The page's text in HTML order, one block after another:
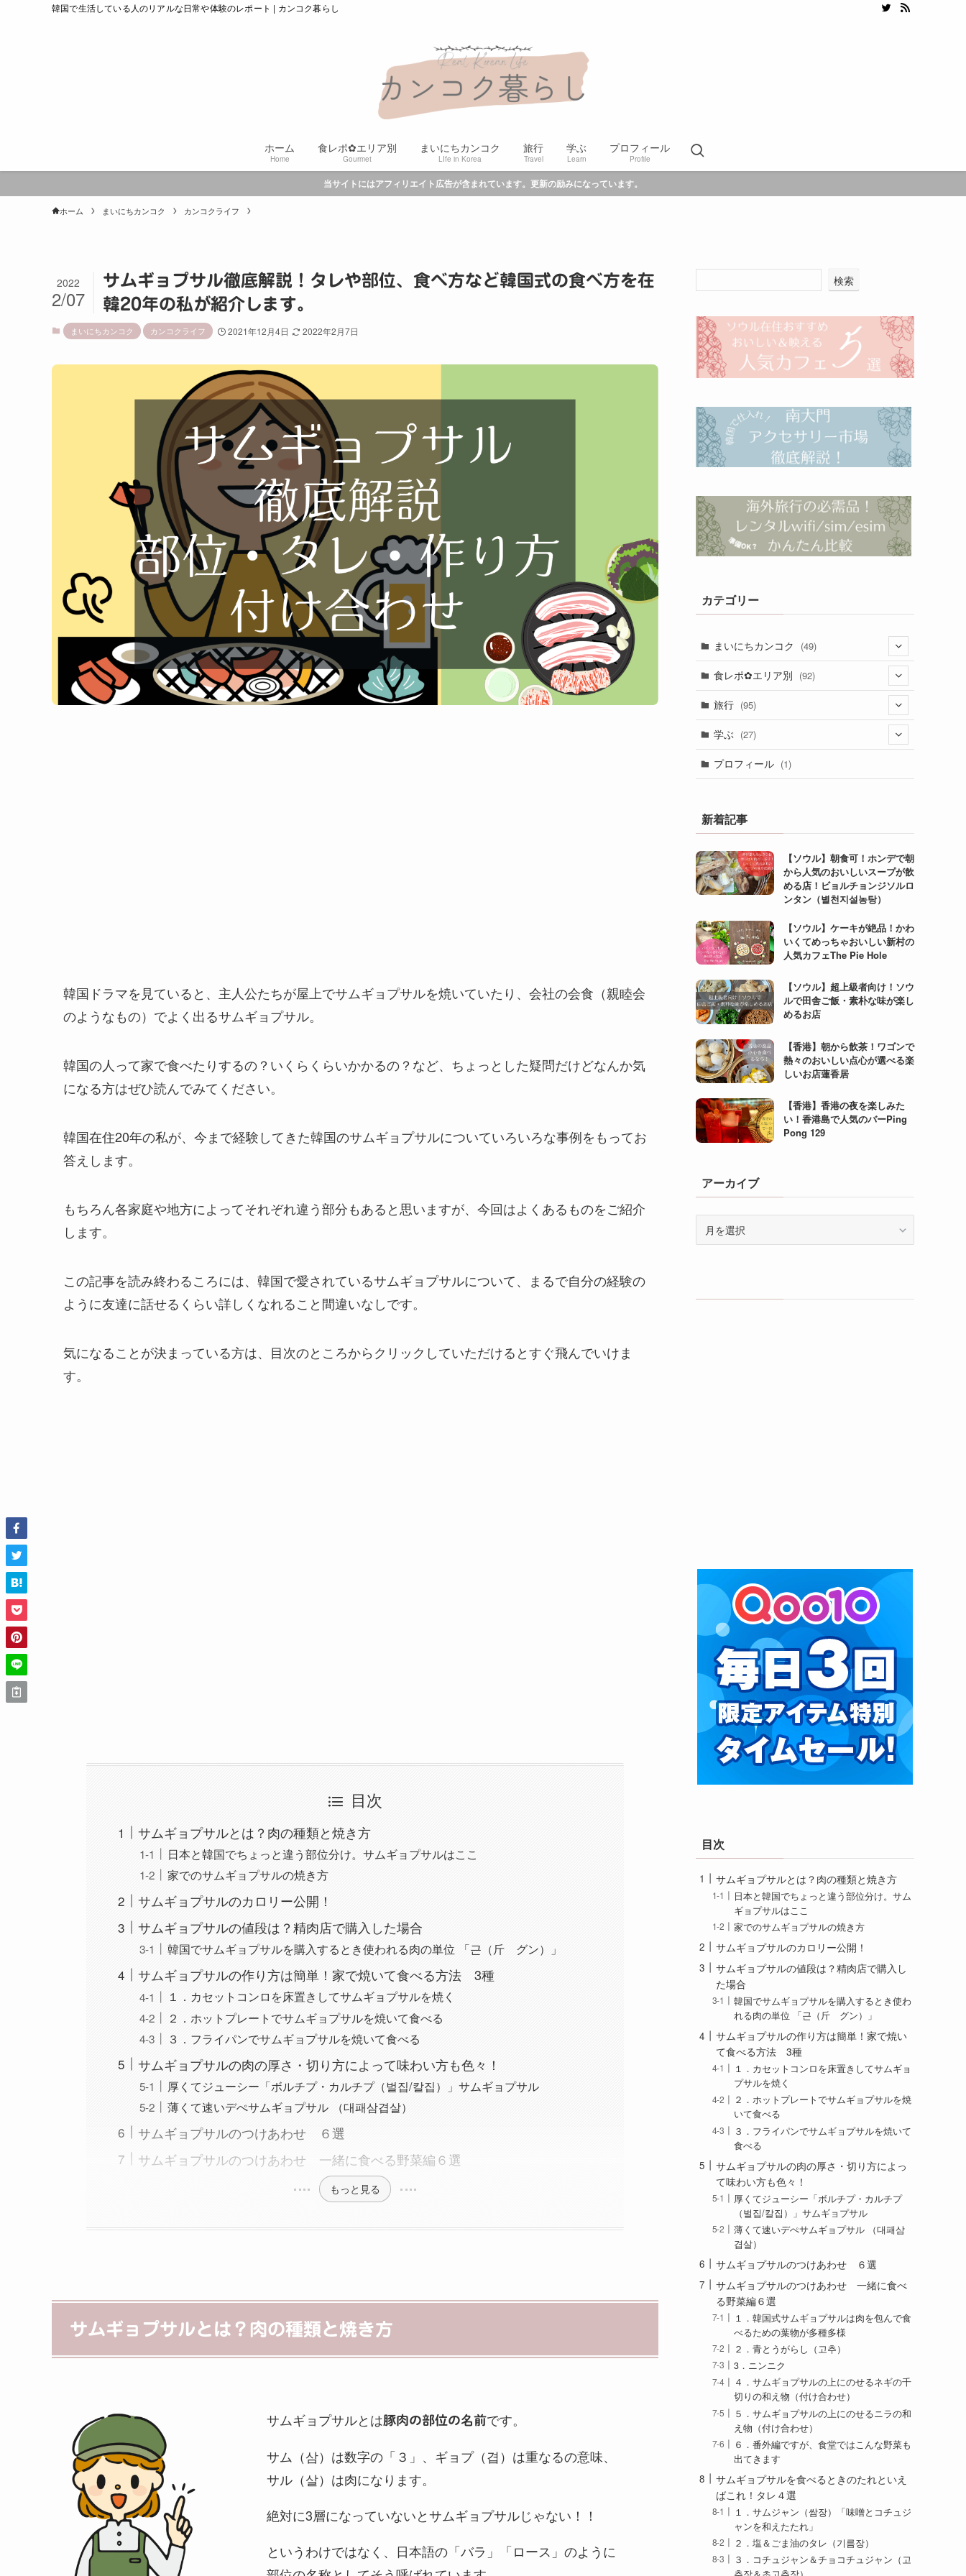
韓国で生活している人のリアルな日常や体験のレポート | カンコク暮らし
ホーム
Home
食レポ✿エリア別
Gourmet
まいにちカンコク
LIfe in Korea
旅行
Travel
学ぶ
Learn
プロフィール
Profile
当サイトにはアフィリエイト広告が含まれています。更新の励みになっています。
ホーム まいにちカンコク カンコクライフ
サムギョプサル徹底解説！タレや部位、食べ方など韓国式の食べ方を在
韓20年の私が紹介します。
2022
2/07
まいにちカンコク カンコクライフ 2021年12月4日 2022年2月7日
韓国ドラマを見ていると、主人公たちが屋上でサムギョプサルを焼いていたり、会社の会食（親睦会
のようなもの）でよく出るサムギョプサル。
韓国の人って家で食べたりするの？いくらくらいかかるの？など、ちょっとした疑問だけどなんか気
になる方はぜひ読んでみてください。
韓国在住20年の私が、今まで経験してきた韓国のサムギョプサルについていろいろな事例をもってお
答えします。
もちろん各家庭や地方によってそれぞれ違う部分もあると思いますが、今回はよくあるものをご紹介
します。
この記事を読み終わるころには、韓国で愛されているサムギョプサルについて、まるで自分の経験の
ように友達に話せるくらい詳しくなれること間違いなしです。
気になることが決まっている方は、目次のところからクリックしていただけるとすぐ飛んでいけま
す。
目次
サムギョプサルとは？肉の種類と焼き方
日本と韓国でちょっと違う部位分け。サムギョプサルはここ
家でのサムギョプサルの焼き方
サムギョプサルのカロリー公開！
サムギョプサルの値段は？精肉店で購入した場合
韓国でサムギョプサルを購入するとき使われる肉の単位 「근（斤 グン）」
サムギョプサルの作り方は簡単！家で焼いて食べる方法 3種
１．カセットコンロを床置きしてサムギョプサルを焼く
２．ホットプレートでサムギョプサルを焼いて食べる
３．フライパンでサムギョプサルを焼いて食べる
サムギョプサルの肉の厚さ・切り方によって味わい方も色々！
厚くてジューシー「ボルチプ・カルチプ（벌집/칼집）」サムギョプサル
薄くて速いデぺサムギョプサル （대패삼겹살）
サムギョプサルのつけあわせ ６選
サムギョプサルのつけあわせ 一緒に食べる野菜編６選
もっと見る
サムギョプサルとは？肉の種類と焼き方
サムギョプサルとは豚肉の部位の名前です。
サム（삼）は数字の「３」、ギョプ（겹）は重なるの意味、
サル（살）は肉になります。
絶対に3層になっていないとサムギョプサルじゃない！！
というわけではなく、日本語の「バラ」「ロース」のように
検索
カテゴリー
まいにちカンコク (49)
(26)
食レポ✿エリア別 (92)
(3)
(2)
(13)
(5)
(10)
(4)
(6)
(27)
(5)
(4)
旅行 (95)
(8)
(6)
学ぶ (27)
(4)
プロフィール (1)
新着記事
【ソウル】朝食可！ホンデで朝
から人気のおいしいスープが飲
める店！ビョルチョンジソルロ
ンタン（별천지설농탕）
【ソウル】ケーキが絶品！かわ
いくてめっちゃおいしい新村の
人気カフェThe Pie Hole
【ソウル】超上級者向け！ソウ
ルで田舎ご飯・素朴な味が楽し
めるお店
【香港】朝から飲茶！ワゴンで
熱々のおいしい点心が選べる楽
しいお店蓮香居
【香港】香港の夜を楽しみた
い！香港島で人気のバーPing
Pong 129
アーカイブ
目次
サムギョプサルとは？肉の種類と焼き方
日本と韓国でちょっと違う部位分け。サム
ギョプサルはここ
家でのサムギョプサルの焼き方
サムギョプサルのカロリー公開！
サムギョプサルの値段は？精肉店で購入し
た場合
韓国でサムギョプサルを購入するとき使わ
れる肉の単位 「근（斤 グン）」
サムギョプサルの作り方は簡単！家で焼い
て食べる方法 3種
１．カセットコンロを床置きしてサムギョ
プサルを焼く
２．ホットプレートでサムギョプサルを焼
いて食べる
３．フライパンでサムギョプサルを焼いて
食べる
サムギョプサルの肉の厚さ・切り方によっ
て味わい方も色々！
厚くてジューシー「ボルチプ・カルチプ
（벌집/칼집）」サムギョプサル
薄くて速いデぺサムギョプサル （대패삼
겹살）
サムギョプサルのつけあわせ ６選
サムギョプサルのつけあわせ 一緒に食べ
る野菜編６選
１．韓国式サムギョプサルは肉を包んで食
べるための葉物が多種多様
２．青とうがらし（고추）
3．ニンニク
４．サムギョプサルの上にのせるネギの千
切りの和え物（付け合わせ）
５．サムギョプサルの上にのせるニラの和
え物（付け合わせ）
６．番外編ですが、食堂ではこんな野菜も
出てきます
サムギョプサルを食べるときのたれといえ
ばこれ！タレ４選
１．サムジャン（쌈장）「味噌とコチュジ
ャンを和えたたれ」
２．塩＆ごま油のタレ（기름장）
３．コチュジャン＆チョコチュジャン（고